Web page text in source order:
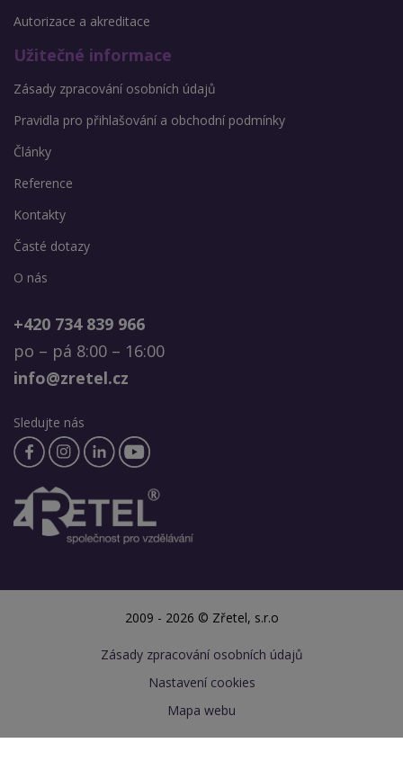
Autorizace a akreditace
Užitečné informace
Zásady zpracování osobních údajů
Pravidla pro přihlašování a obchodní podmínky
Články
Reference
Kontakty
Časté dotazy
O nás
+420 734 839 966
po – pá 8:00 – 16:00
info@zretel.cz
Sledujte nás
2009 - 2026 © Zřetel, s.r.o
Zásady zpracování osobních údajů
Nastavení cookies
Mapa webu